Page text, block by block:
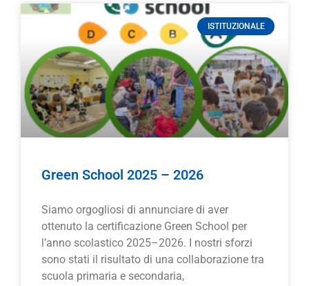
ISTITUZIONALE
Green School 2025 – 2026
Siamo orgogliosi di annunciare di aver
ottenuto la certificazione Green School per
l’anno scolastico 2025–2026. I nostri sforzi
sono stati il risultato di una collaborazione tra
scuola primaria e secondaria,